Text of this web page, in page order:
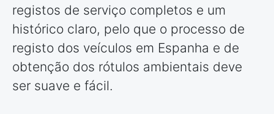
registos de serviço completos e um
histórico claro, pelo que o processo de
registo dos veículos em Espanha e de
obtenção dos rótulos ambientais deve
ser suave e fácil.